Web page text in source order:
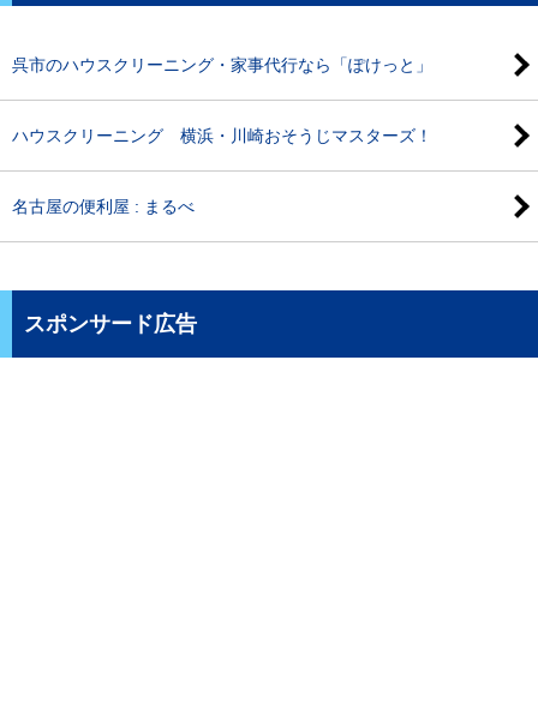
呉市のハウスクリーニング・家事代行なら「ぽけっと」
ハウスクリーニング 横浜・川崎おそうじマスターズ！
名古屋の便利屋 : まるべ
スポンサード広告